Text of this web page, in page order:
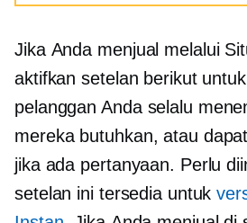
Jika Anda menjual melalui
aktifkan setelan berikut
pelanggan Anda selalu
mereka butuhkan, atau
jika ada pertanyaan. Perlu
setelan ini tersedia untuk